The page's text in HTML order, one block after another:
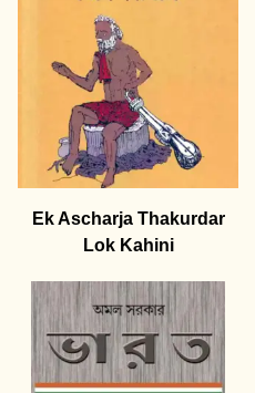
Ek Ascharja Thakurdar
Lok Kahini